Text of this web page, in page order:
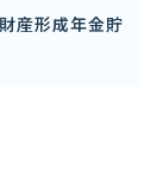
産形成年金貯